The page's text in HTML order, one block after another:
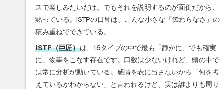
スで楽しみたいだけ。でもそれを説明するのが面倒だから、
黙っている。ISTPの日常は、こんな小さな「伝わらなさ」の
積み重ねでできている。
ISTP（巨匠）は、16タイプの中で最も「静かに、でも確実
に」物事をこなす存在です。口数は少ないけれど、頭の中で
は常に分析が動いている。感情を表に出さないから「何を考
えているかわからない」と言われるけど、実は誰よりも周り